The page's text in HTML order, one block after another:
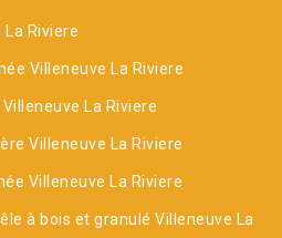
Riviere
Villeneuve La Riviere
La Riviere
Villeneuve La Riviere
Villeneuve La Riviere
à bois et granulé Villeneuve La